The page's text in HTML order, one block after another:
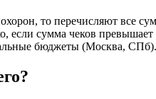
то перечисляют все
если сумма чеков
бюджеты (Москва, СПб).